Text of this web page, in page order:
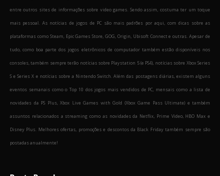
entre outros sites de informações sobre video games. Sendo assim, costuma ter um toque
mais pessoal. As notícias de jogos de PC são mais padrões por aqui, com dicas sobre as
plataformas como Steam, Epic Games Store, GOG, Origin, Ubisoft Connect e outras. Apesar de
tudo, como boa parte dos jogos eletrônicos de computador também estão disponíveis nos
consoles, também sempre terão notícias sobre Playstation 5 (e PS4), notícias sobre Xbox Series
S e Series X e notícias sobre a Nintendo Switch. Além das postagens diárias, existem alguns
eventos semanais como o Top 10 dos jogos mais vendidos de PC, mensais como a lista de
novidades da PS Plus, Xbox Live Games with Gold (Xbox Game Pass Ultimate) e também
assuntos relacionados a streaming como as novidades da Netflix, Prime Video, HBO Max e
Disney Plus. Melhores ofertas, promoções e descontos da Black Friday também sempre são
postadas anualmente!